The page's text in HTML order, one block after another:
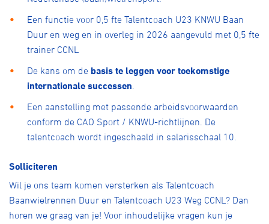
Een functie voor 0,5 fte Talentcoach U23 KNWU Baan
Duur en weg en in overleg in 2026 aangevuld met 0,5 fte
trainer CCNL
De kans om de basis te leggen voor toekomstige
internationale successen
Een aanstelling met passende arbeidsvoorwaarden
conform de CAO Sport / KNWU-richtlijnen. De
talentcoach wordt ingeschaald in salarisschaal 10.
Solliciteren
Wil je ons team komen versterken als Talentcoach
Baanwielrennen Duur en Talentcoach U23 Weg CCNL? Dan
horen we graag van je! Voor inhoudelijke vragen kun je